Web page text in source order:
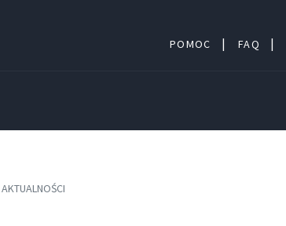
POMOC FAQ
AKTUALNOŚCI